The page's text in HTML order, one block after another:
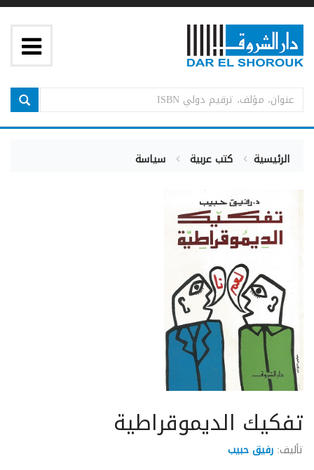
الرئيسية كتب عربية سياسة
تفكيك الديموقراطية
تأليف: رفيق حبيب